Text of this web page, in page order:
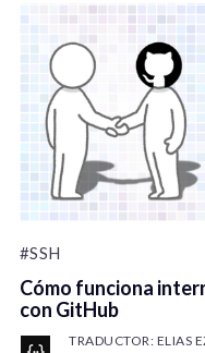
#SSH
Cómo funciona
con GitHub
TRADUCTOR: ELIAS